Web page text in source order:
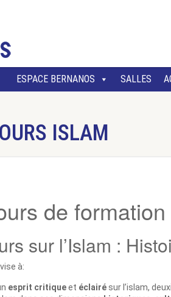
ESPACE BERNANOS SALLES
ISLAM
de
sur l’Islam :
à:
esprit critiqueet éclairé sur l’islam,